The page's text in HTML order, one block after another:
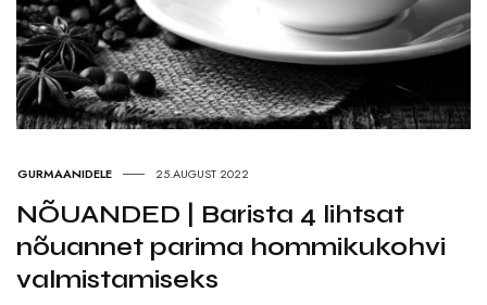
GURMAANIDELE 25.AUGUST 2022
NÕUANDED | Barista 4 lihtsat
nõuannet parima hommikukohvi
valmistamiseks